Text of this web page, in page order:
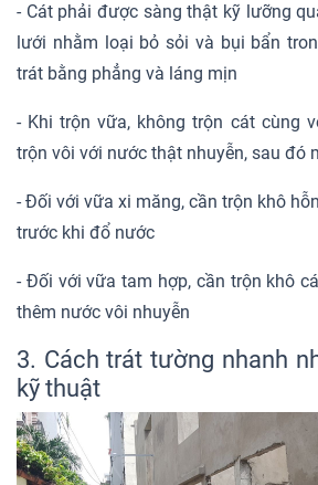
- Cát phải được sàng thật kỹ lưỡng
lưới nhằm loại bỏ sỏi và bụi bẩn
trát bằng phẳng và láng mịn
- Khi trộn vữa, không trộn cát cùng
trộn vôi với nước thật nhuyễn, sau đó
- Đối với vữa xi măng, cần trộn khô
trước khi đổ nước
- Đối với vữa tam hợp, cần trộn khô
thêm nước vôi nhuyễn
3. Cách trát tường nhanh
kỹ thuật